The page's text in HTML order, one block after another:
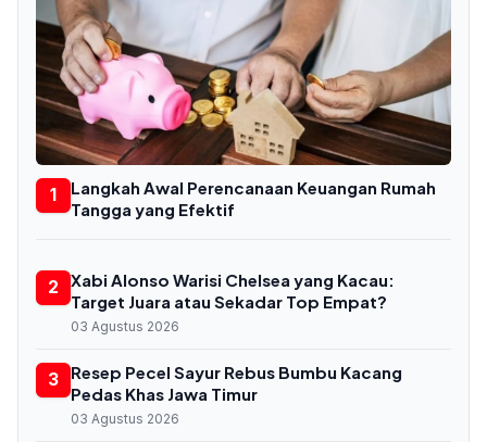
1
Langkah Awal Perencanaan Keuangan Rumah
Tangga yang Efektif
2
Xabi Alonso Warisi Chelsea yang Kacau:
Target Juara atau Sekadar Top Empat?
03 Agustus 2026
3
Resep Pecel Sayur Rebus Bumbu Kacang
Pedas Khas Jawa Timur
03 Agustus 2026